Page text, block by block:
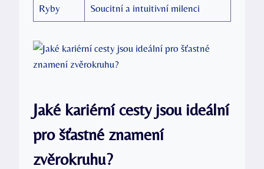
Ryby Soucitní a intuitivní milenci
Jaké kariérní cesty ⁢jsou‌ ideální
pro šťastné znamení
zvěrokruhu?